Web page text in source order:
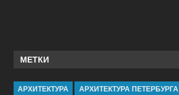
МЕТКИ
АРХИТЕКТУРА
АРХИТЕКТУРА ПЕТЕРБУРГА